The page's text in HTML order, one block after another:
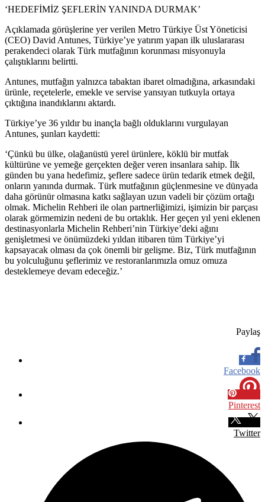
‘HEDEFİMİZ ŞEFLERİN YANINDA DURMAK’
Açıklamada görüşlerine yer verilen Metro Türkiye Üst Yöneticisi
(CEO) David Antunes, Türkiye’ye yatırım yapan ilk uluslararası
perakendeci olarak Türk mutfağının korunması misyonuyla
çalıştıklarını belirtti.
Antunes, mutfağın yalnızca tabaktan ibaret olmadığına, arkasındaki
ürünle, reçetelerle, emekle ve servise yansıyan tutkuyla ortaya
çıktığına inandıklarını aktardı.
Türkiye’ye 36 yıldır bu inançla bağlı olduklarını vurgulayan
Antunes, şunları kaydetti:
‘Çünkü bu ülke, olağanüstü yerel ürünlere, köklü bir mutfak
kültürüne ve yemeğe gerçekten değer veren insanlara sahip. İlk
günden bu yana hedefimiz, şeflere sadece ürün tedarik etmek değil,
onların yanında durmak. Türk mutfağının güçlenmesine ve dünyada
daha görünür olmasına katkı sağlayan uzun vadeli bir çözüm ortağı
olmak. Michelin Rehberi ile olan partnerliğimizi, işimizin bir parçası
olarak görmemizin nedeni de bu ortaklık. Her geçen yıl yeni eklenen
destinasyonlarla Michelin Rehberi’nin Türkiye’deki ağını
genişletmesi ve önümüzdeki yıldan itibaren tüm Türkiye’yi
kapsayacak olması da çok önemli bir gelişme. Biz, Türk mutfağının
bu yolculuğunu şeflerimiz ve restoranlarımızla omuz omuza
desteklemeye devam edeceğiz.’
Paylaş
Facebook
Pinterest
Twitter